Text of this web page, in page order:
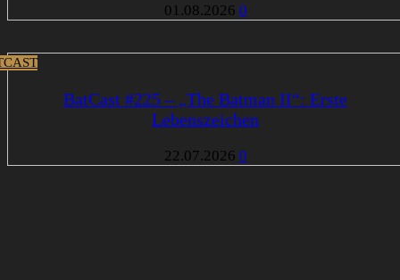
01.08.2026 0
BatCast #225 – „The Batman II“: Erste
Lebenszeichen
22.07.2026 0